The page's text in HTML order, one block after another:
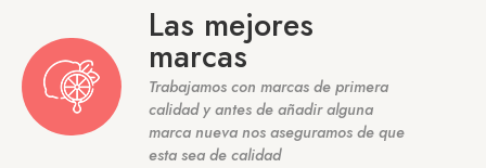
Las mejores
marcas
Trabajamos con marcas de primera
calidad y antes de añadir alguna
marca nueva nos aseguramos de que
esta sea de calidad